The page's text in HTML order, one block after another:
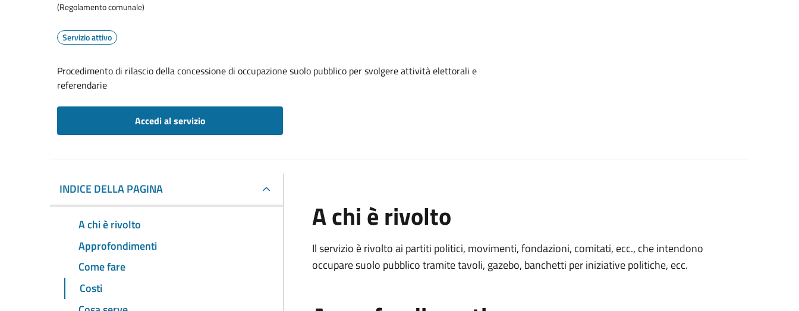
(Regolamento comunale)
Servizio attivo
Procedimento di rilascio della concessione di occupazione suolo pubblico per svolgere attività elettorali e
referendarie
Accedi al servizio
INDICE DELLA PAGINA
A chi è rivolto
Approfondimenti
Come fare
Costi
A chi è rivolto
Il servizio è rivolto ai partiti politici, movimenti, fondazioni, comitati, ecc., che intendono
occupare suolo pubblico tramite tavoli, gazebo, banchetti per iniziative politiche, ecc.